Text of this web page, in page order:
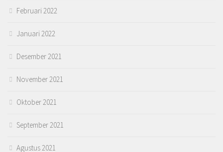
Februari 2022
Januari 2022
Desember 2021
November 2021
Oktober 2021
September 2021
Agustus 2021